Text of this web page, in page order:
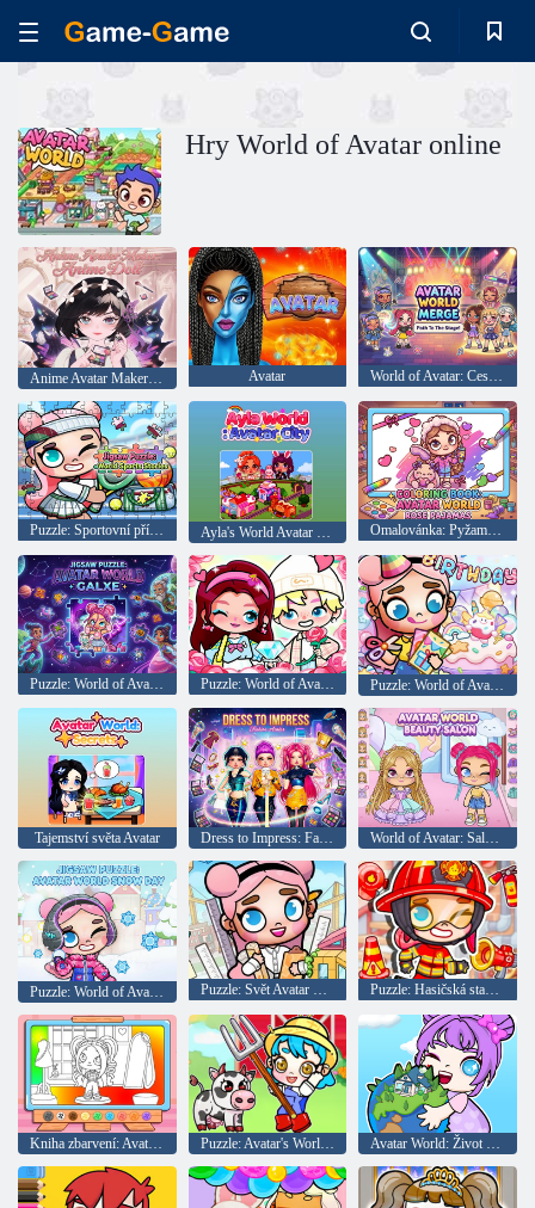
Hry World of Avatar online
Anime Avatar Maker: Anime Doll Avatar World of Avatar: Cesta na scénu!
Puzzle: Sportovní příběhy ze světa Avatar Omalovánka: Pyžamo World of Avatar Rosie
Puzzle: World of Avatar Galx Puzzle: World of Avatar Valentýn Puzzle: World of Avatar. Všechno nejlepší k narozeninám!
Tajemství světa Avatar Dress to Impress: Fashion Avatar World of Avatar: Salon krásy
Puzzle: Svět Avatar City Builder Puzzle: Hasičská stanice Mir Avatar
Kniha zbarvení: Avatar dívky na nakupování Puzzle: Avatar's World New Farm Avatar World: Život v mém městě